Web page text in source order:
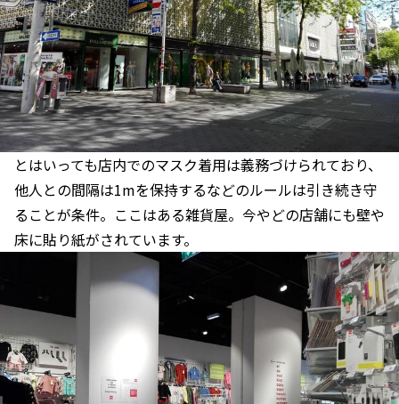
とはいっても店内でのマスク着用は義務づけられており、
他人との間隔は1mを保持するなどのルールは引き続き守
ることが条件。ここはある雑貨屋。今やどの店舗にも壁や
床に貼り紙がされています。